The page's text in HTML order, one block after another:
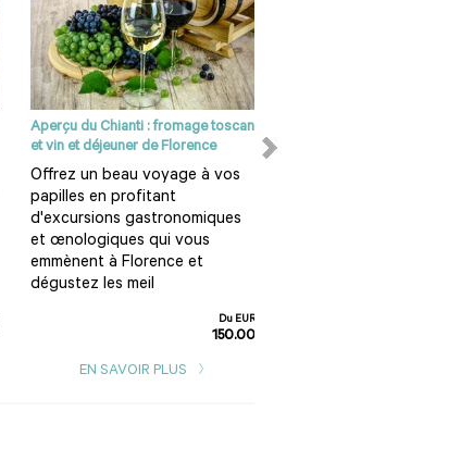
Aperçu du Chianti : fromage toscan
et vin et déjeuner de Florence
Offrez un beau voyage à vos
papilles en profitant
d'excursions gastronomiques
et œnologiques qui vous
emmènent à Florence et
dégustez les meil
Du EUR
150.00
EN SAVOIR PLUS